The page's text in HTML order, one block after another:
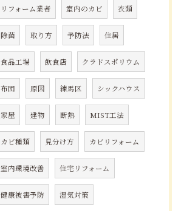
リフォーム業者 室内のカビ 衣類
除菌 取り方 予防法 住居
食品工場 飲食店 クラドスポリウム
布団 原因 練馬区 シックハウス
家屋 建物 断熱 MIST工法
カビ種類 見分け方 カビリフォーム
室内環境改善 住宅リフォーム
健康被害予防 湿気対策